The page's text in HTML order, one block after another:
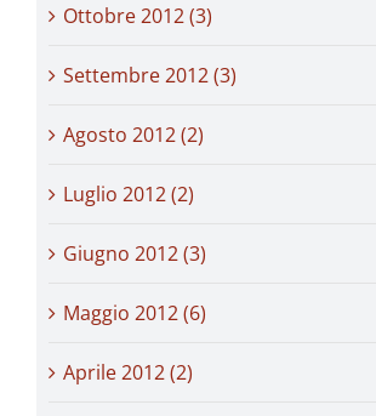
Ottobre 2012 (3)
Settembre 2012 (3)
Agosto 2012 (2)
Luglio 2012 (2)
Giugno 2012 (3)
Maggio 2012 (6)
Aprile 2012 (2)